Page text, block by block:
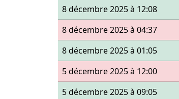
8 décembre 2025 à 12:08
8 décembre 2025 à 04:37
8 décembre 2025 à 01:05
5 décembre 2025 à 12:00
5 décembre 2025 à 09:05